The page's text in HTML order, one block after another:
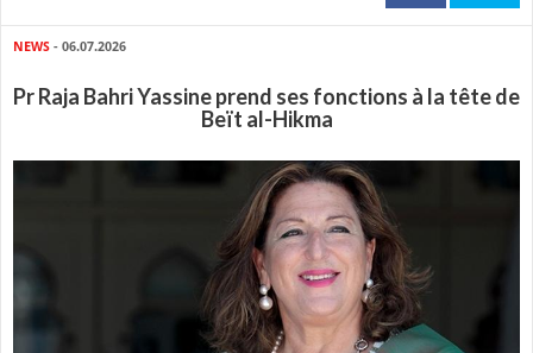
NEWS - 06.07.2026
Pr Raja Bahri Yassine prend ses fonctions à la tête de
Beït al-Hikma